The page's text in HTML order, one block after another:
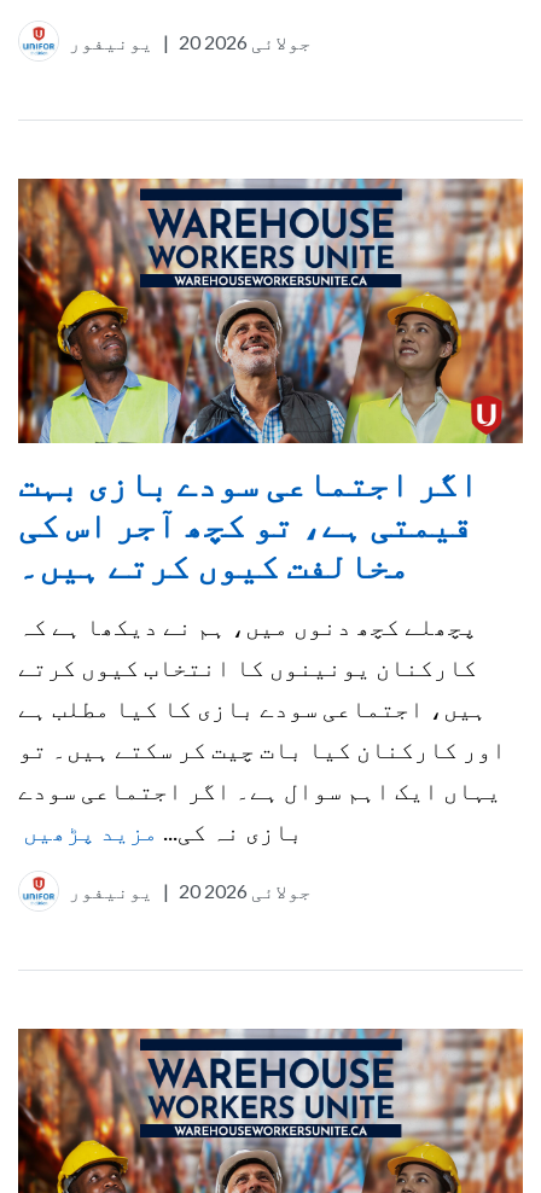
یونیفور | 20 جولائی 2026
اگر اجتماعی سودے بازی بہت
قیمتی ہے، تو کچھ آجر اس کی
مخالفت کیوں کرتے ہیں۔
پچھلے کچھ دنوں میں، ہم نے دیکھا ہے کہ
کارکنان یونینوں کا انتخاب کیوں کرتے
ہیں، اجتماعی سودے بازی کا کیا مطلب ہے
اور کارکنان کیا بات چیت کر سکتے ہیں۔ تو
یہاں ایک اہم سوال ہے۔ اگر اجتماعی سودے
بازی نہ کی... مزید پڑھیں
یونیفور | 20 جولائی 2026